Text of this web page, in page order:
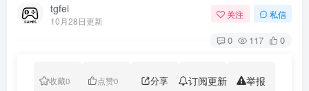
tgfei
10月28日更新
关注 私信
0 117 0
收藏0 点赞0 分享 订阅更新 举报